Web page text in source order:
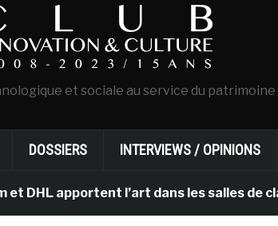
et sociale au service du
DOSSIERS INTERVIEWS / OPINIONS
apportent l’art dans les salles de classe